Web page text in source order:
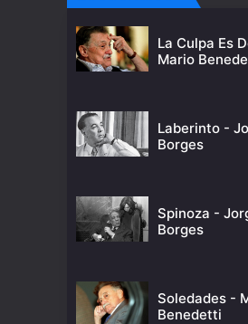
La Culpa Es
Mario
Laberinto -
Borges
Spinoza -
Borges
Soledades -
Benedetti